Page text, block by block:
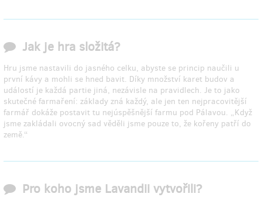
Jak je hra složitá?
Hru jsme nastavili do jasného celku, abyste se princip naučili u
první kávy a mohli se hned bavit. Díky množství karet budov a
událostí je každá partie jiná, nezávisle na pravidlech. Je to jako
skutečné farmaření: základy zná každý, ale jen ten nejpracovitější
farmář dokáže postavit tu nejúspěšnější farmu pod Pálavou. „Když
jsme zakládali ovocný sad věděli jsme pouze to, že kořeny patří do
země.“
Pro koho jsme Lavandii vytvořili?